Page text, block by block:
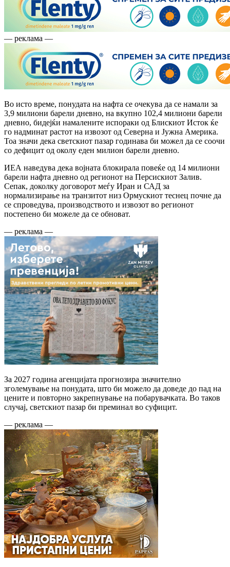
— реклама —
Во исто време, понудата на нафта се очекува да се намали за
3,9 милиони барели дневно, на вкупно 102,4 милиони барели
дневно, бидејќи намалените испораки од Блискиот Исток ќе
го надминат растот на извозот од Северна и Јужна Америка.
Тоа значи дека светскиот пазар годинава би можел да се соочи
со дефицит од околу еден милион барели дневно.
ИЕА наведува дека војната блокирала повеќе од 14 милиони
барели нафта дневно од регионот на Персискиот Залив.
Сепак, доколку договорот меѓу Иран и САД за
нормализирање на транзитот низ Ормускиот теснец почне да
се спроведува, производството и извозот во регионот
постепено би можеле да се обноват.
— реклама —
За 2027 година агенцијата прогнозира значително
зголемување на понудата, што би можело да доведе до пад на
цените и повторно закрепнување на побарувачката. Во таков
случај, светскиот пазар би преминал во суфицит.
— реклама —